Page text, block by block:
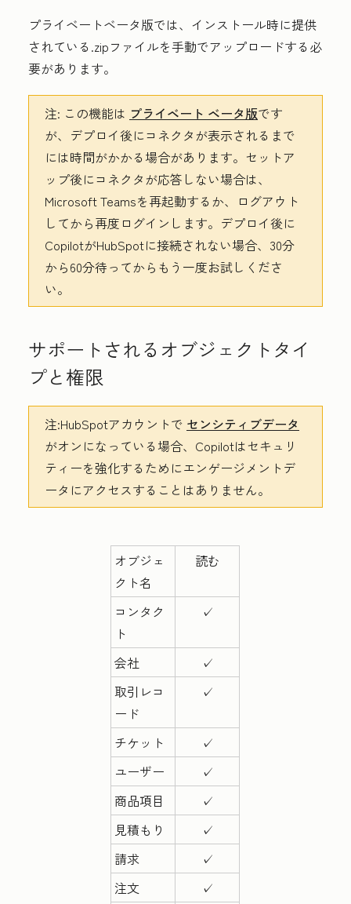
プライベートベータ版では、インストール時に提供
されている.zipファイルを手動でアップロードする必
要があります。
注: この機能は プライベート ベータ版です
が、デプロイ後にコネクタが表示されるまで
には時間がかかる場合があります。セットア
ップ後にコネクタが応答しない場合は、
Microsoft Teamsを再起動するか、ログアウト
してから再度ログインします。デプロイ後に
CopilotがHubSpotに接続されない場合、30分
から60分待ってからもう一度お試しくださ
い。
サポートされるオブジェクトタイ
プと権限
注:HubSpotアカウントで センシティブデータ
がオンになっている場合、Copilotはセキュリ
ティーを強化するためにエンゲージメントデ
ータにアクセスすることはありません。
オブジェ
クト名
読む
コンタク
ト
✓
会社
✓
取引レコ
ード
✓
チケット
✓
ユーザー
✓
商品項目
✓
見積もり
✓
請求
✓
注文
✓